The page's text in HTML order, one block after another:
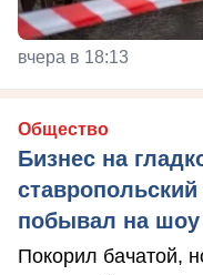
вчера в 18:13
Общество
Бизнес на
побывал на
Покорил бачатой,